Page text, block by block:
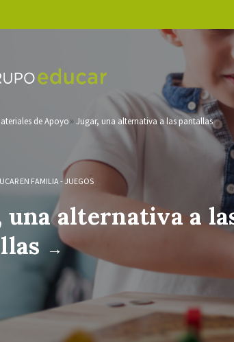
de Apoyo Jugar, una alternativa a las pantallas
EN FAMILIA-JUEGOS
una alternativa a
→